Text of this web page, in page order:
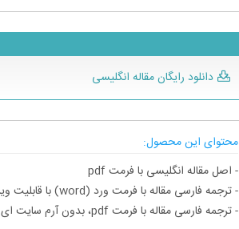
دانلود رایگان مقاله انگلیسی
محتوای این محصول:
- اصل مقاله انگلیسی با فرمت pdf
- ترجمه فارسی مقاله با فرمت ورد (word) با قابلیت ویرایش، بدون آرم سایت ای ترجمه
- ترجمه فارسی مقاله با فرمت pdf، بدون آرم سایت ای ترجمه